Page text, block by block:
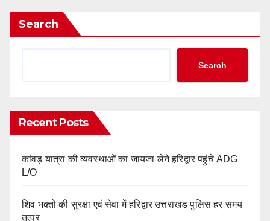
Search
Search
Recent Posts
कांवड़ यात्रा की व्यवस्थाओं का जायजा लेने हरिद्वार पहुंचे ADG
L/O
शिव भक्तों की सुरक्षा एवं सेवा में हरिद्वार उत्तराखंड पुलिस हर समय
तत्पर